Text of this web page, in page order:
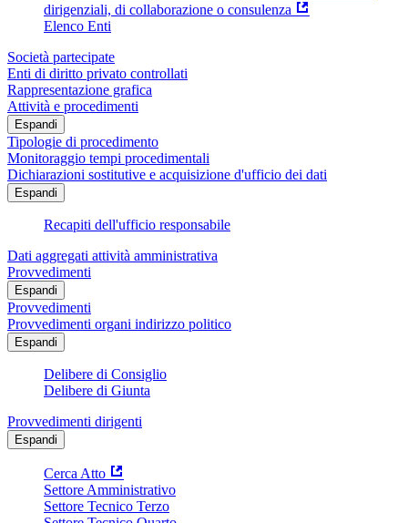
dirigenziali, di collaborazione o consulenza
Elenco Enti
Società partecipate
Enti di diritto privato controllati
Rappresentazione grafica
Attività e procedimenti
Espandi
Tipologie di procedimento
Monitoraggio tempi procedimentali
Dichiarazioni sostitutive e acquisizione d'ufficio dei dati
Espandi
Recapiti dell'ufficio responsabile
Dati aggregati attività amministrativa
Provvedimenti
Espandi
Provvedimenti
Provvedimenti organi indirizzo politico
Espandi
Delibere di Consiglio
Delibere di Giunta
Provvedimenti dirigenti
Espandi
Cerca Atto
Settore Amministrativo
Settore Tecnico Terzo